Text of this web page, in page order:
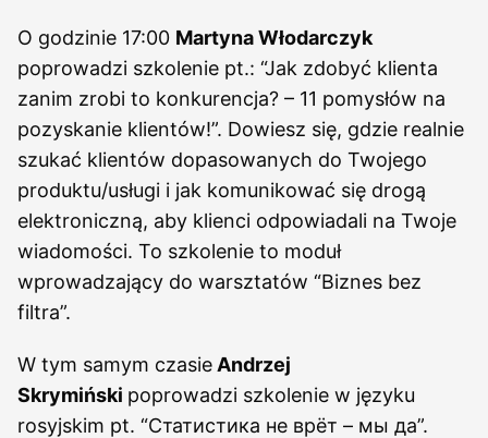
O godzinie 17:00 Martyna Włodarczyk
poprowadzi szkolenie pt.: “Jak zdobyć klienta
zanim zrobi to konkurencja? – 11 pomysłów na
pozyskanie klientów!”. Dowiesz się, gdzie realnie
szukać klientów dopasowanych do Twojego
produktu/usługi i jak komunikować się drogą
elektroniczną, aby klienci odpowiadali na Twoje
wiadomości. To szkolenie to moduł
wprowadzający do warsztatów “Biznes bez
filtra”.
W tym samym czasie Andrzej
Skrymiński poprowadzi szkolenie w języku
rosyjskim pt. “Статистика не врёт – мы да”.